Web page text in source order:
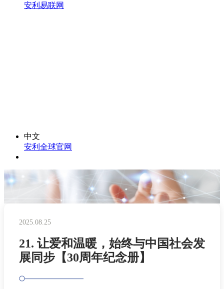
安利易联网
中文
安利全球官网
2025.08.25
21. 让爱和温暖，始终与中国社会发
展同步【30周年纪念册】